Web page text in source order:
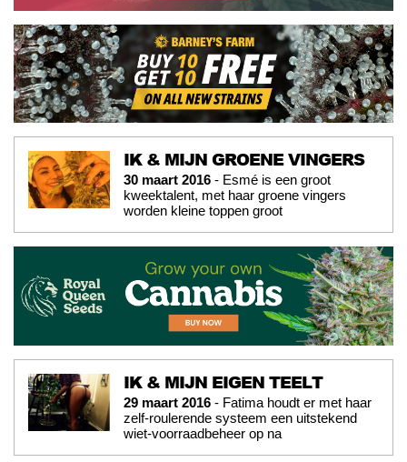
IK & MIJN GROENE VINGERS
30 maart 2016 - Esmé is een groot
kweektalent, met haar groene vingers
worden kleine toppen groot
IK & MIJN EIGEN TEELT
29 maart 2016 - Fatima houdt er met haar
zelf-roulerende systeem een uitstekend
wiet-voorraadbeheer op na